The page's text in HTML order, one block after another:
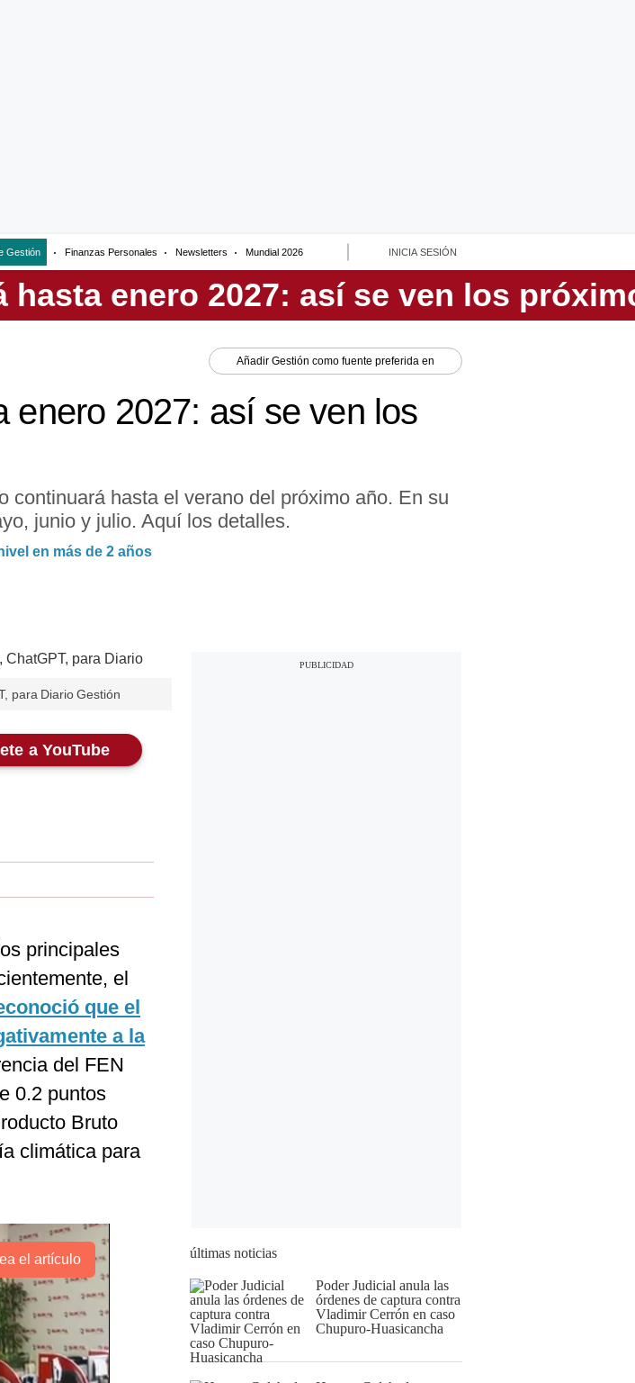
Gestión Finanzas Personales Newsletters Mundial 2026 INICIA SESIÓN
Añadir Gestión como fuente preferida en
enero 2027: así se ven los
hasta el verano del próximo año. En su
junio y julio. Aquí los detalles.
en más de 2 años
para Diario Gestión
a YouTube
principales
el
que el
a la
del FEN
0.2 puntos
Bruto
climática para
el artículo últimas noticias
Poder Judicial anula las
órdenes de captura contra
Vladimir Cerrón en caso
Chupuro-Huasicancha